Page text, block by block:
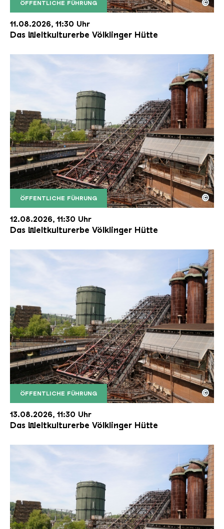
ÖFFENTLICHE FÜHRUNG
Der Erzschrägaufzug der Völklinger Hütte mit
Copyright: Weltkulturerbe Völklinger Hütte | Karl
©
11.08.2026, 11:30 Uhr
Das Weltkulturerbe Völklinger Hütte
ÖFFENTLICHE FÜHRUNG
Der Erzschrägaufzug der Völklinger Hütte mit
Copyright: Weltkulturerbe Völklinger Hütte | Karl
©
12.08.2026, 11:30 Uhr
Das Weltkulturerbe Völklinger Hütte
ÖFFENTLICHE FÜHRUNG
Der Erzschrägaufzug der Völklinger Hütte mit
Copyright: Weltkulturerbe Völklinger Hütte | Karl
©
13.08.2026, 11:30 Uhr
Das Weltkulturerbe Völklinger Hütte